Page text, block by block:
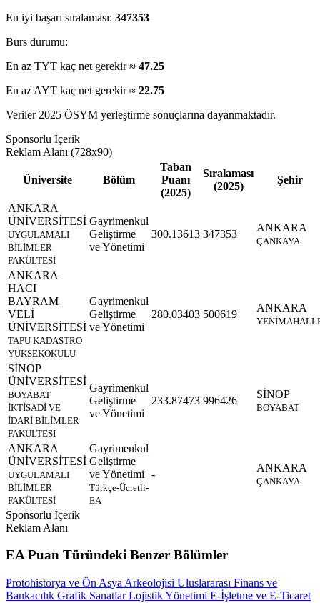
En iyi başarı sıralaması: 347353
Burs durumu:
En az TYT kaç net gerekir ≈ 47.25
En az AYT kaç net gerekir ≈ 22.75
Veriler 2025 ÖSYM yerleştirme sonuçlarına dayanmaktadır.
Sponsorlu İçerik
Reklam Alanı (728x90)
Üniversite Bölüm
Taban
Puanı
(2025)
Sıralaması
(2025)
Şehir
ANKARA
ÜNİVERSİTESİ
UYGULAMALI
BİLİMLER
FAKÜLTESİ
Gayrimenkul
Geliştirme
ve Yönetimi
300.13613 347353
ANKARA
ÇANKAYA
ANKARA
HACI
BAYRAM
VELİ
ÜNİVERSİTESİ
TAPU KADASTRO
YÜKSEKOKULU
Gayrimenkul
Geliştirme
ve Yönetimi
280.03403 500619
ANKARA
SİNOP
ÜNİVERSİTESİ
BOYABAT
İKTİSADİ VE
İDARİ BİLİMLER
FAKÜLTESİ
Gayrimenkul
Geliştirme
ve Yönetimi
233.87473 996426
SİNOP
BOYABAT
ANKARA
ÜNİVERSİTESİ
UYGULAMALI
BİLİMLER
FAKÜLTESİ
Gayrimenkul
Geliştirme
ve Yönetimi
Türkçe-Ücretli-
EA
-
ANKARA
ÇANKAYA
Sponsorlu İçerik
Reklam Alanı
EA Puan Türündeki Benzer Bölümler
Protohistorya ve Ön Asya Arkeolojisi Uluslararası Finans ve
Bankacılık Grafik SanatlarLojistik Yönetimi E-İşletme ve E-Ticaret